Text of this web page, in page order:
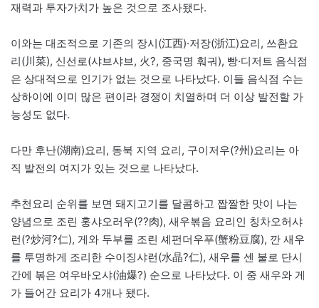
재력과 투자가치가 높은 것으로 조사됐다.
이와는 대조적으로 기존의 장시(江西)·저장(浙江)요리, 쓰촨요
리(川菜), 신선로(샤브샤브, 火?, 중국명 훠궈), 빵·디저트 음식점
은 상대적으로 인기가 없는 것으로 나타났다. 이들 음식점 수는
상하이에 이미 많은 편이라 경쟁이 치열하며 더 이상 발전할 가
능성도 없다.
다만 후난(湖南)요리, 동북 지역 요리, 구이저우(?州)요리는 아
직 발전의 여지가 있는 것으로 나타났다.
추천요리 순위를 보면 돼지고기를 달콤하고 짭짤한 맛이 나는
양념으로 조린 훙샤오러우(??肉), 새우볶음 요리인 칭차오허샤
런(?炒河?仁), 게와 두부를 조린 셰펀더우푸(蟹粉豆腐), 깐 새우
를 투명하게 조리한 수이징샤런(水晶?仁), 새우를 센 불로 단시
간에 볶은 여우바오샤(油爆?) 순으로 나타났다. 이 중 새우와 게
가 들어간 요리가 4개나 됐다.